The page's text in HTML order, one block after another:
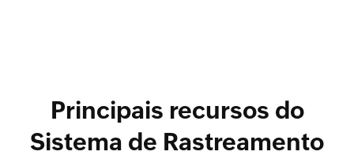
Principais recursos do
Sistema de Rastreamento